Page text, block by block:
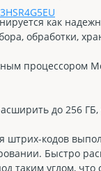
как
обработки,
процессором
до 256 ГБ,
штрих-кодов
Быстро
таким углом,